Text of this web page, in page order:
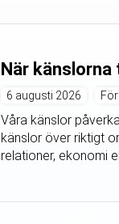
När känslorna
6 augusti 2026
Våra känslor
känslor över riktigt
relationer, ekonomi